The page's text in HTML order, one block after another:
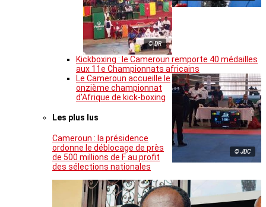
© DR
Kickboxing : le Cameroun remporte 40 médailles
aux 11e Championnats africains
© JDC
Le Cameroun accueille le
onzième championnat
d’Afrique de kick-boxing
Les plus lus
Cameroun : la présidence
ordonne le déblocage de près
de 500 millions de F au profit
des sélections nationales